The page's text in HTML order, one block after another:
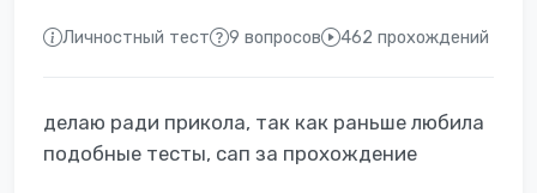
Личностный тест 9 вопросов 462 прохождений
делаю ради прикола, так как раньше любила
подобные тесты, сап за прохождение